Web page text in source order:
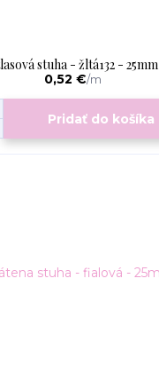
stuha - žltá132 - 25mm
0,52 €/m
Pridať do košíka